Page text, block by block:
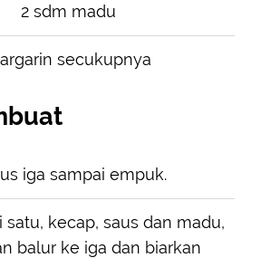
2 sdm madu
secukupnya
iga sampai empuk.
satu, kecap, saus dan madu,
balur ke iga dan biarkan